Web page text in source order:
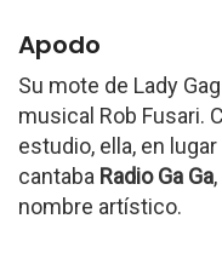
Apodo
Su mote de Lady
musical Rob Fusari.
estudio, ella, en
cantaba Radio Ga Ga
nombre artístico.